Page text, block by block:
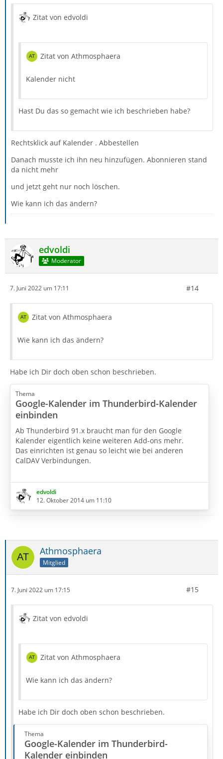
Zitat von edvoldi
Zitat von Athmosphaera
Kalender nicht
Hast Du das so gemacht wie ich beschrieben habe?
Rechtsklick auf Kalender . Abbestellen
Danach musste ich ihn neu hinzufügen. Abonnieren stand
da nicht mehr
und jetzt geht nur noch löschen.
Wie kann ich das ändern?
edvoldi
Moderator
7. Juni 2022 um 17:11 #14
Zitat von Athmosphaera
Wie kann ich das ändern?
Habe ich Dir doch oben schon beschrieben.
Thema
Google-Kalender im Thunderbird-Kalender
einbinden
Ab Thunderbird 91.x braucht man für den Google
Kalender eigentlich keine weiteren Add-ons mehr.
Das einrichten ist genau so leicht wie bei anderen
CalDAV Verbindungen.
Einfach seine Google-Mail Adresse eingeben und dann
auf Kalender suchen klicken.
Jetzt kann man aus allen Kalendern, die man in Google
Wenn ein neue Google Mail Adresse in Thunderbird
eingerichtet wird, kann man sofort beim einrichten der
Adresse auch seine Kalender mit einrichten.
edvoldi
12. Oktober 2014 um 11:10
Athmosphaera
Mitglied
7. Juni 2022 um 17:15 #15
Zitat von edvoldi
Zitat von Athmosphaera
Wie kann ich das ändern?
Habe ich Dir doch oben schon beschrieben.
Thema
Google-Kalender im Thunderbird-
Kalender einbinden